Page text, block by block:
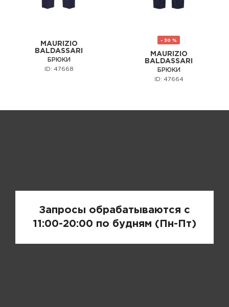
MAURIZIO
BALDASSARI
БРЮКИ
ID: 47668
- 30 %
MAURIZIO
BALDASSARI
БРЮКИ
ID: 47664
Запросы обрабатываются с
11:00-20:00 по будням (Пн-Пт)